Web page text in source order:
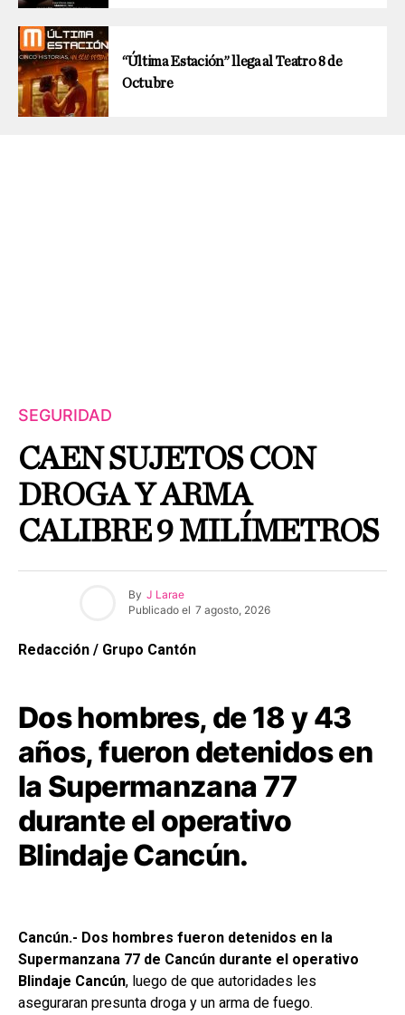
“Última Estación” llega al Teatro 8 de
Octubre
SEGURIDAD
CAEN SUJETOS CON
DROGA Y ARMA
CALIBRE 9 MILÍMETROS
By J Larae
Publicado el 7 agosto, 2026
Redacción / Grupo Cantón
Dos hombres, de 18 y 43
años, fueron detenidos en
la Supermanzana 77
durante el operativo
Blindaje Cancún.
Cancún.- Dos hombres fueron detenidos en la
Supermanzana 77 de Cancún durante el operativo
Blindaje Cancún, luego de que autoridades les
aseguraran presunta droga y un arma de fuego.